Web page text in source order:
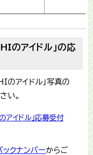
のアイドル」の応
のアイドル」写真の
い。
アイドル」応募受付
クナンバーからご